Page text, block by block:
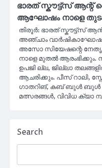
ഭാരത് സ്കൗട്ട്സ്
ആഘോഷം നാളെ
തിരൂർ: ഭാരത്
അഞ്ചാം വാർഷികാഘോഷ
അസോ സിയേഷന്റെ
നാളെ മുതൽ ആരംഭിക്കും.
ഉപജി ല്ല, ജില്ലാ
ആചരിക്കും. പീസ് റാലി,
ഗാതറിങ്, കബ് ബുൾ ബുൾ
മത്സരങ്ങൾ, വിവിധ
Search